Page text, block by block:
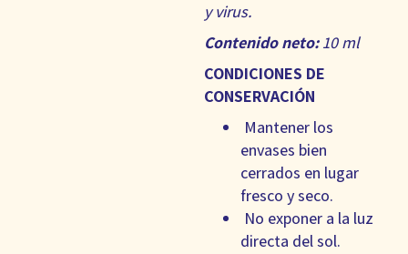
y virus.
Contenido neto:10 ml
CONDICIONES DE
CONSERVACIÓN
Mantener los
envases bien
cerrados en lugar
fresco y seco.
No exponer a la luz
directa del sol.